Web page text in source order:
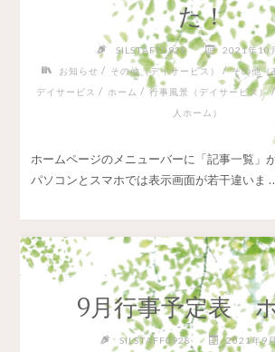
た！
SILSTAFF0928
2021年10
お知らせ / その他（デイサービス） /その他（
デイサービス / ホーム /行事風景（デイサービス）
人ホーム）
ホームページのメニューバーに「記事一覧」
パソコンとスマホでは表示画面が若干違いま
9月行事予定表
SILSTAFF0928
2021年9